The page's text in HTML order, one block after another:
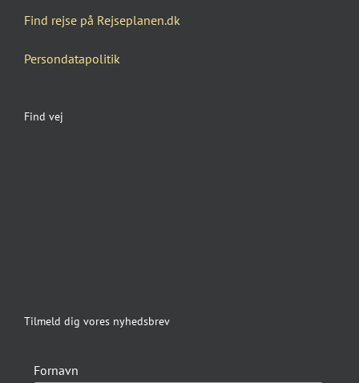
Find rejse på Rejseplanen.dk
Persondatapolitik
Find vej
Tilmeld dig vores nyhedsbrev
Fornavn